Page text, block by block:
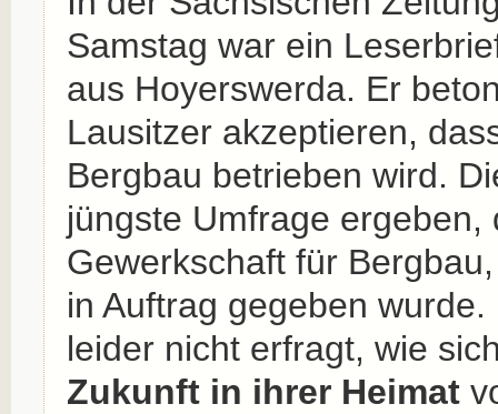
Samstag war ein
aus Hoyerswerda. Er
Lausitzer akzeptieren,
Bergbau betrieben wird.
jüngste Umfrage ergeben,
Gewerkschaft für
in Auftrag gegeben
leider nicht erfragt, wie
Zukunft in ihrer Heimat